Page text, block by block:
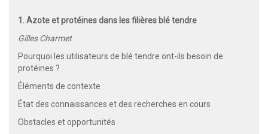
1. Azote et protéines dans les filières blé tendre
Gilles Charmet
Pourquoi les utilisateurs de blé tendre ont-ils besoin de
protéines ?
Éléments de contexte
État des connaissances et des recherches en cours
Obstacles et opportunités